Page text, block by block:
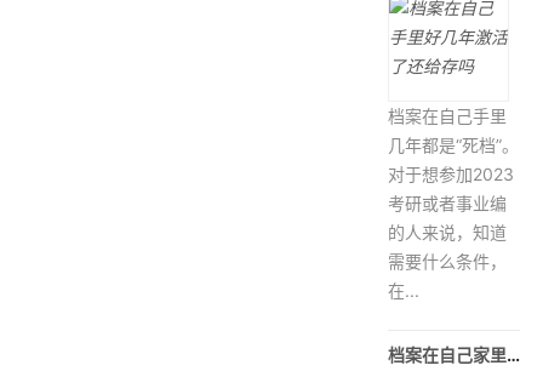
档案在自己手里
几年都是“死档”。
对于想参加2023
考研或者事业编
的人来说，知道
需要什么条件，
在...
档案在自己家里，现在需要调档怎么办